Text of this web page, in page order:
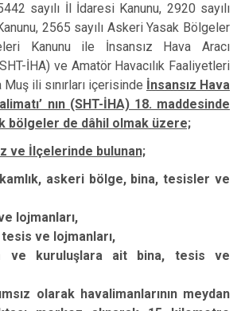
sayılı İl İdaresi Kanunu, 2920 sayılı
2565 sayılı Askeri Yasak Bölgeler
Kanunu ile İnsansız Hava Aracı
İHA) ve Amatör Havacılık Faaliyetleri
ili sınırları içerisinde İnsansız Hava
nın (SHT-İHA) 18. maddesinde
bölgeler de dâhil olmak üzere;
ve İlçelerinde bulunan;
askeri bölge, bina, tesisler ve
lojmanları,
ve lojmanları,
ve kuruluşlara ait bina, tesis ve
olarak havalimanlarının meydan